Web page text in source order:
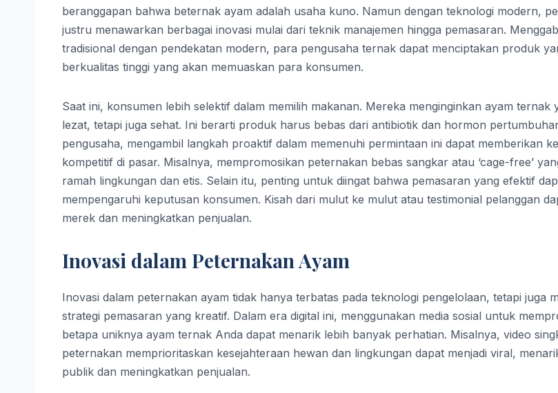
beranggapan bahwa beternak ayam adalah usaha kuno. Namun dengan teknologi modern,
justru menawarkan berbagai inovasi mulai dari teknik manajemen hingga pemasaran.
tradisional dengan pendekatan modern, para pengusaha ternak dapat menciptakan produk
berkualitas tinggi yang akan memuaskan para konsumen.
Saat ini, konsumen lebih selektif dalam memilih makanan. Mereka menginginkan ayam ternak
lezat, tetapi juga sehat. Ini berarti produk harus bebas dari antibiotik dan hormon
pengusaha, mengambil langkah proaktif dalam memenuhi permintaan ini dapat memberikan
kompetitif di pasar. Misalnya, mempromosikan peternakan bebas sangkar atau ‘cage-free’
ramah lingkungan dan etis. Selain itu, penting untuk diingat bahwa pemasaran yang efektif
mempengaruhi keputusan konsumen. Kisah dari mulut ke mulut atau testimonial pelanggan
merek dan meningkatkan penjualan.
Inovasi dalam Peternakan Ayam
Inovasi dalam peternakan ayam tidak hanya terbatas pada teknologi pengelolaan, tetapi juga
strategi pemasaran yang kreatif. Dalam era digital ini, menggunakan media sosial untuk
betapa uniknya ayam ternak Anda dapat menarik lebih banyak perhatian. Misalnya, video
peternakan memprioritaskan kesejahteraan hewan dan lingkungan dapat menjadi viral,
publik dan meningkatkan penjualan.